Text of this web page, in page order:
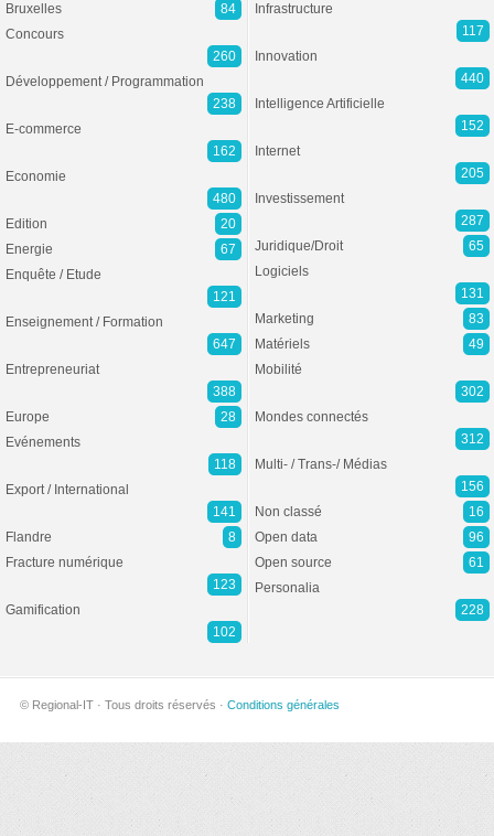
Bruxelles
84
Concours
260
Développement / Programmation
238
E-commerce
162
Economie
480
Edition
20
Energie
67
Enquête / Etude
121
Enseignement / Formation
647
Entrepreneuriat
388
Europe
28
Evénements
118
Export / International
141
Flandre
8
Fracture numérique
123
Gamification
102
Infrastructure
117
Innovation
440
Intelligence Artificielle
152
Internet
205
Investissement
287
Juridique/Droit
65
Logiciels
131
Marketing
83
Matériels
49
Mobilité
302
Mondes connectés
312
Multi- / Trans-/ Médias
156
Non classé
16
Open data
96
Open source
61
Personalia
228
© Regional-IT · Tous droits réservés · Conditions générales